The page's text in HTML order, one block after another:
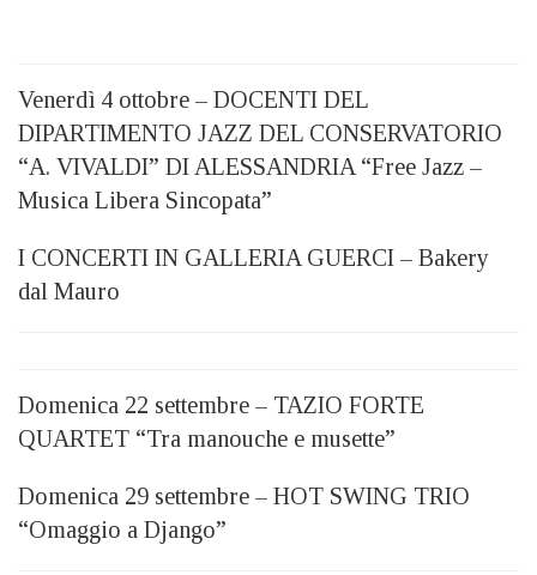
Venerdì 4 ottobre – DOCENTI DEL
DIPARTIMENTO JAZZ DEL CONSERVATORIO
“A. VIVALDI” DI ALESSANDRIA “Free Jazz –
Musica Libera Sincopata”
I CONCERTI IN GALLERIA GUERCI – Bakery
dal Mauro
Domenica 22 settembre – TAZIO FORTE
QUARTET “Tra manouche e musette”
Domenica 29 settembre – HOT SWING TRIO
“Omaggio a Django”